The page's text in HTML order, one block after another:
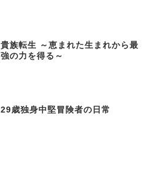
貴族転生 ～恵まれた生まれから最
強の力を得る～
29歳独身中堅冒険者の日常